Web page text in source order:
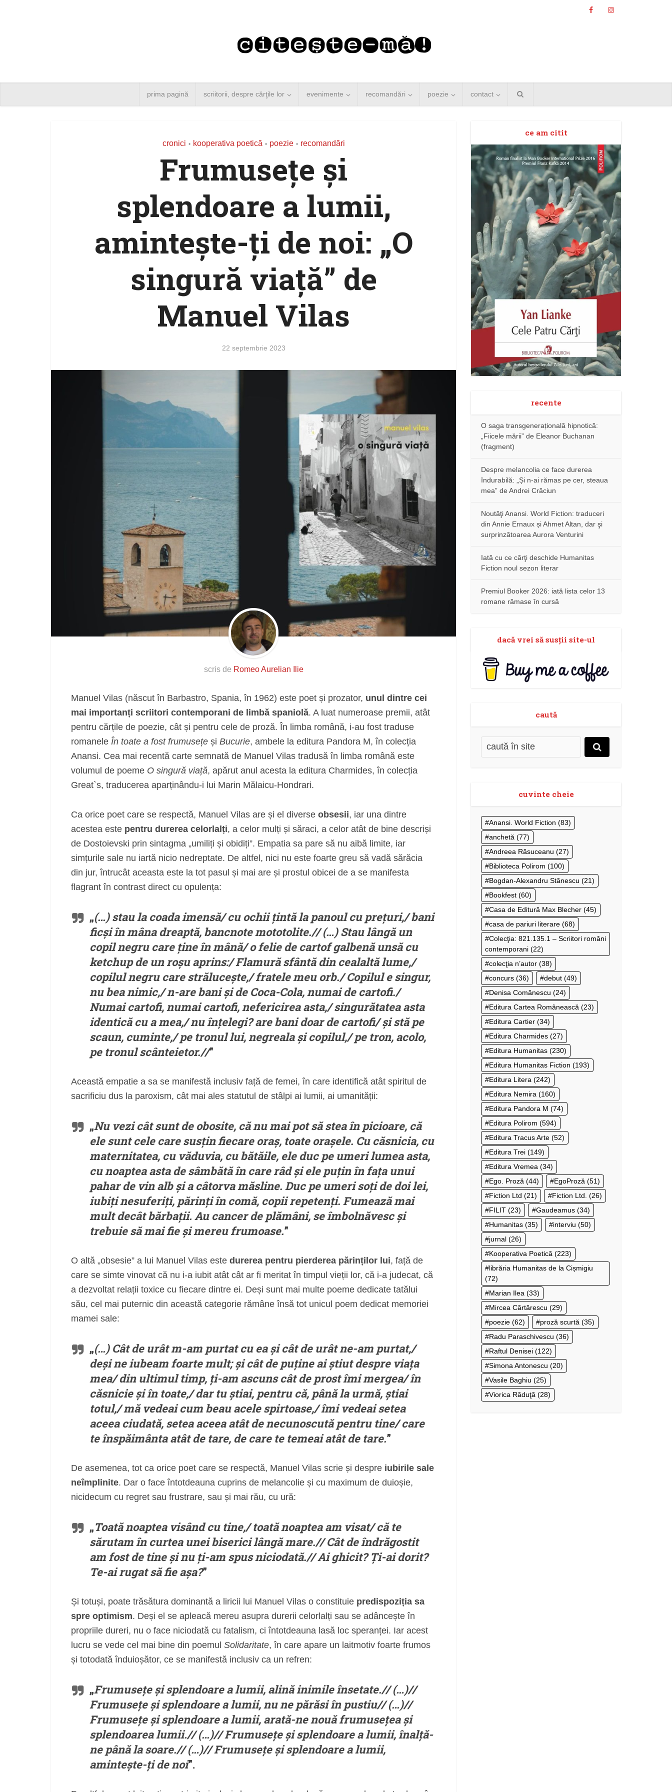
prima pagină scriitorii, despre cărţile lor evenimente recomandări poezie contact
cronici • kooperativa poetică • poezie • recomandări
Frumusețe și
splendoare a lumii,
amintește-ți de noi: „O
singură viață” de
Manuel Vilas
22 septembrie 2023
scris de Romeo Aurelian Ilie
Manuel Vilas (născut în Barbastro, Spania, în 1962) este poet și prozator, unul dintre cei
mai importanți scriitori contemporani de limbă spaniolă. A luat numeroase premii, atât
pentru cărțile de poezie, cât și pentru cele de proză. În limba română, i-au fost traduse
romanele În toate a fost frumusețe și Bucurie, ambele la editura Pandora M, în colecția
Anansi. Cea mai recentă carte semnată de Manuel Vilas tradusă în limba română este
volumul de poeme O singură viață, apărut anul acesta la editura Charmides, în colecția
Great`s, traducerea aparținându-i lui Marin Mălaicu-Hondrari.
Ca orice poet care se respectă, Manuel Vilas are și el diverse obsesii, iar una dintre
acestea este pentru durerea celorlalți, a celor mulți și săraci, a celor atât de bine descriși
de Dostoievski prin sintagma „umiliți și obidiți”. Empatia sa pare să nu aibă limite, iar
simțurile sale nu iartă nicio nedreptate. De altfel, nici nu este foarte greu să vadă sărăcia
din jur, întrucât aceasta este la tot pasul și mai are și prostul obicei de a se manifesta
flagrant în contrast direct cu opulența:
„(…) stau la coada imensă/ cu ochii țintă la panoul cu prețuri,/ bani
ficși în mâna dreaptă, bancnote mototolite.// (…) Stau lângă un
copil negru care ține în mână/ o felie de cartof galbenă unsă cu
ketchup de un roșu aprins:/ Flamură sfântă din cealaltă lume,/
copilul negru care strălucește,/ fratele meu orb./ Copilul e singur,
nu bea nimic,/ n-are bani și de Coca-Cola, numai de cartofi./
Numai cartofi, numai cartofi, nefericirea asta,/ singurătatea asta
identică cu a mea,/ nu înțelegi? are bani doar de cartofi/ și stă pe
scaun, cuminte,/ pe tronul lui, negreala și copilul,/ pe tron, acolo,
pe tronul scânteietor.//”
Această empatie a sa se manifestă inclusiv față de femei, în care identifică atât spiritul de
sacrificiu dus la paroxism, cât mai ales statutul de stâlpi ai lumii, ai umanității:
„Nu vezi cât sunt de obosite, că nu mai pot să stea în picioare, că
ele sunt cele care susțin fiecare oraș, toate orașele. Cu căsnicia, cu
maternitatea, cu văduvia, cu bătăile, ele duc pe umeri lumea asta,
cu noaptea asta de sâmbătă în care râd și ele puțin în fața unui
pahar de vin alb și a câtorva măsline. Duc pe umeri soți de doi lei,
iubiți nesuferiți, părinți în comă, copii repetenți. Fumează mai
mult decât bărbații. Au cancer de plămâni, se îmbolnăvesc și
trebuie să mai fie și mereu frumoase.”
O altă „obsesie” a lui Manuel Vilas este durerea pentru pierderea părinților lui, față de
care se simte vinovat că nu i-a iubit atât cât ar fi meritat în timpul vieții lor, că i-a judecat, că
a dezvoltat relații toxice cu fiecare dintre ei. Deși sunt mai multe poeme dedicate tatălui
său, cel mai puternic din această categorie rămâne însă tot unicul poem dedicat memoriei
mamei sale:
„(…) Cât de urât m-am purtat cu ea și cât de urât ne-am purtat,/
deși ne iubeam foarte mult; și cât de puține ai știut despre viața
mea/ din ultimul timp, ți-am ascuns cât de prost îmi mergea/ în
căsnicie și în toate,/ dar tu știai, pentru că, până la urmă, știai
totul,/ mă vedeai cum beau acele spirtoase,/ îmi vedeai setea
aceea ciudată, setea aceea atât de necunoscută pentru tine/ care
te înspăimânta atât de tare, de care te temeai atât de tare.”
De asemenea, tot ca orice poet care se respectă, Manuel Vilas scrie și despre iubirile sale
neîmplinite. Dar o face întotdeauna cuprins de melancolie și cu maximum de duioșie,
nicidecum cu regret sau frustrare, sau și mai rău, cu ură:
„Toată noaptea visând cu tine,/ toată noaptea am visat/ că te
sărutam în curtea unei biserici lângă mare.// Cât de îndrăgostit
am fost de tine și nu ți-am spus niciodată.// Ai ghicit? Ți-ai dorit?
Te-ai rugat să fie așa?”
Și totuși, poate trăsătura dominantă a liricii lui Manuel Vilas o constituie predispoziția sa
spre optimism. Deși el se apleacă mereu asupra durerii celorlalți sau se adâncește în
propriile dureri, nu o face niciodată cu fatalism, ci întotdeauna lasă loc speranței. Iar acest
lucru se vede cel mai bine din poemul Solidaritate, în care apare un laitmotiv foarte frumos
și totodată înduioșător, ce se manifestă inclusiv ca un refren:
„Frumusețe și splendoare a lumii, alină inimile însetate.// (…)//
Frumusețe și splendoare a lumii, nu ne părăsi în pustiu// (…)//
Frumusețe și splendoare a lumii, arată-ne nouă frumusețea și
splendoarea lumii.// (…)// Frumusețe și splendoare a lumii, înalță-
ne până la soare.// (…)// Frumusețe și splendoare a lumii,
amintește-ți de noi”.
ce am citit
recente
O saga transgenerațională hipnotică:
„Fiicele mării” de Eleanor Buchanan
(fragment)
Despre melancolia ce face durerea
îndurabilă: „Și n-ai rămas pe cer, steaua
mea” de Andrei Crăciun
Noutăţi Anansi. World Fiction: traduceri
din Annie Ernaux și Ahmet Altan, dar şi
surprinzătoarea Aurora Venturini
Iată cu ce cărţi deschide Humanitas
Fiction noul sezon literar
Premiul Booker 2026: iată lista celor 13
romane rămase în cursă
dacă vrei să susţii site-ul
caută
cuvinte cheie
Anansi. World Fiction (83)
anchetă (77)
Andreea Răsuceanu (27)
Biblioteca Polirom (100)
Bogdan-Alexandru Stănescu (21)
Bookfest (60)
Casa de Editură Max Blecher (45)
casa de pariuri literare (68)
Colecţia: 821.135.1 – Scriitori români
contemporani (22)
colecţia n’autor (38)
concurs (36) debut (49)
Denisa Comănescu (24)
Editura Cartea Românească (23)
Editura Cartier (34)
Editura Charmides (27)
Editura Humanitas (230)
Editura Humanitas Fiction (193)
Editura Litera (242)
Editura Nemira (160)
Editura Pandora M (74)
Editura Polirom (594)
Editura Tracus Arte (52)
Editura Trei (149)
Editura Vremea (34)
Ego. Proză (44) EgoProză (51)
Fiction Ltd (21) Fiction Ltd. (26)
FILIT (23) Gaudeamus (34)
Humanitas (35) interviu (50)
jurnal (26)
Kooperativa Poetică (223)
librăria Humanitas de la Cișmigiu
(72)
Marian Ilea (33)
Mircea Cărtărescu (29)
poezie (62) proză scurtă (35)
Radu Paraschivescu (36)
Raftul Denisei (122)
Simona Antonescu (20)
Vasile Baghiu (25)
Viorica Răduţă (28)